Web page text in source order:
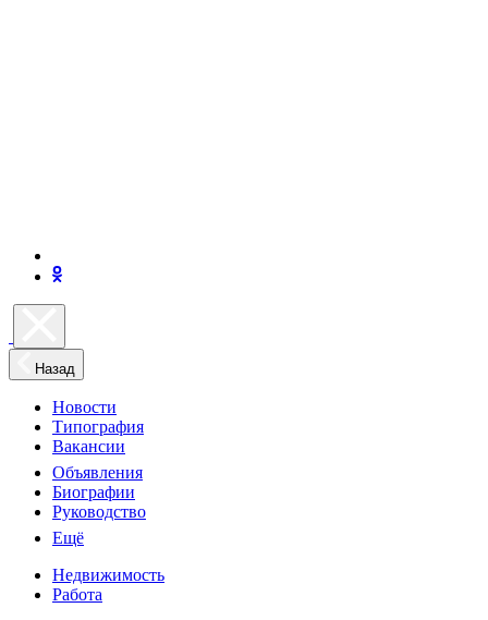
Назад
Новости
Типография
Вакансии
Объявления
Биографии
Руководство
Ещё
Недвижимость
Работа